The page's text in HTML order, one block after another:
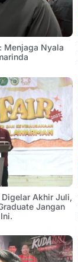
Menjaga Nyala
Akhir Juli,
Jangan